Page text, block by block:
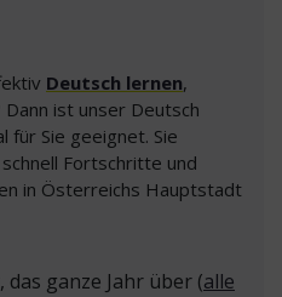
Deutsch lernen,
Dann ist unser Deutsch
für Sie geeignet. Sie
Fortschritte und
in Österreichs Hauptstadt
das ganze Jahr über (alle